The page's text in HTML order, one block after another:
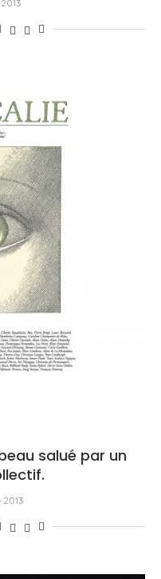
salué par un
2013